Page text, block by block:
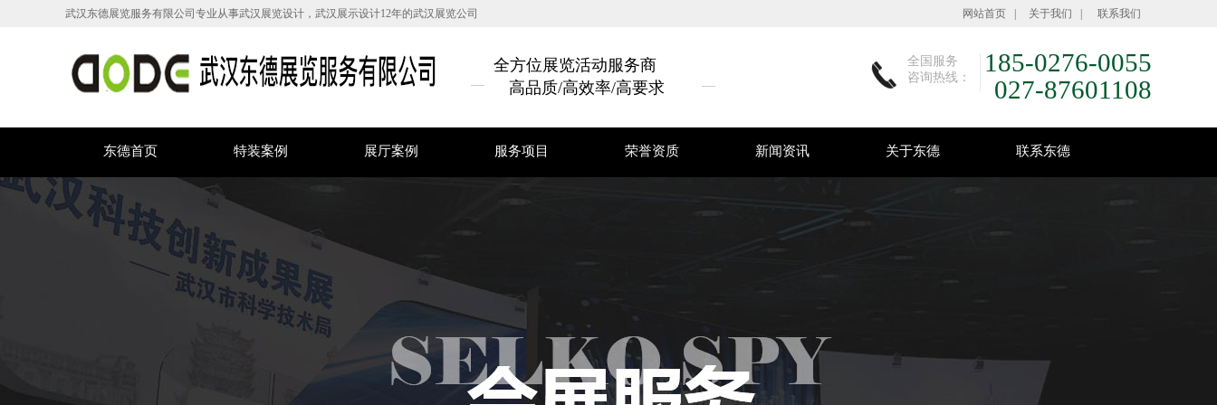
武汉东德展览服务有限公司专业从事武汉展览设计，武汉展示设计12年的武汉展览公司 网站首页 关于我们 联系我们
全方位展览活动服务商
高品质/高效率/高要求
全国服务
咨询热线：
185-0276-0055
027-87601108
东德首页 特装案例 展厅案例 服务项目 荣誉资质 新闻资讯 关于东德 联系东德